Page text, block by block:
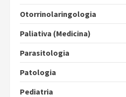
Otorrinolaringologia
Paliativa (Medicina)
Parasitologia
Patologia
Pediatria